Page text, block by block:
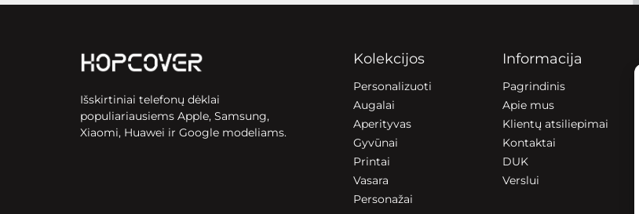
Išskirtiniai telefonų dėklai
populiariausiems Apple, Samsung,
Xiaomi, Huawei ir Google modeliams.
Kolekcijos
Personalizuoti
Augalai
Aperityvas
Gyvūnai
Printai
Vasara
Personažai
Informacija
Pagrindinis
Apie mus
Klientų atsiliepimai
Kontaktai
DUK
Verslui